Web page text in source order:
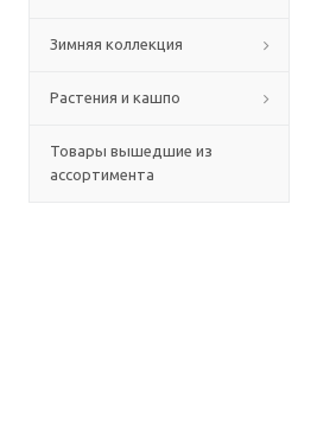
Зимняя коллекция
Растения и кашпо
Товары вышедшие из
ассортимента